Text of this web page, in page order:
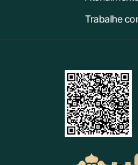
Trabalhe